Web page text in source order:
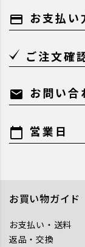
payment お支払い
ご注文確
mail お問い合
calendar_today 営業日
お買い物ガイド
お支払い・送料
返品・交換